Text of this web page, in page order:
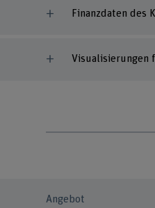
Finanzdaten des
Visualisierungen
Angebot